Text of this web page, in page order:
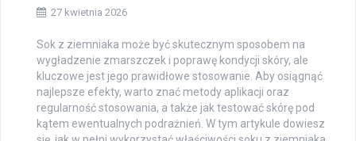
27 kwietnia 2026
Sok z ziemniaka może być skutecznym sposobem na
wygładzenie zmarszczek i poprawę kondycji skóry, ale
kluczowe jest jego prawidłowe stosowanie. Aby osiągnąć
najlepsze efekty, warto znać metody aplikacji oraz
regularność stosowania, a także jak testować skórę pod
kątem ewentualnych podrażnień. W tym artykule dowiesz